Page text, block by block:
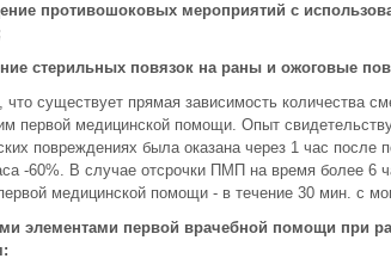
противошоковых мероприятий с
стерильных повязок на раны и ожоговые
что существует прямая зависимость количества
первой медицинской помощи. Опыт
повреждениях была оказана через 1 час
-60%. В случае отсрочки ПМП на время более 6
медицинской помощи - в течение 30 мин. с
элементами первой врачебной помощи при